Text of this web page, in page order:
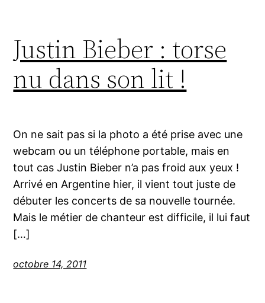
Justin Bieber : torse
nu dans son lit !
On ne sait pas si la photo a été prise avec une
webcam ou un téléphone portable, mais en
tout cas Justin Bieber n’a pas froid aux yeux !
Arrivé en Argentine hier, il vient tout juste de
débuter les concerts de sa nouvelle tournée.
Mais le métier de chanteur est difficile, il lui faut
[…]
octobre 14, 2011